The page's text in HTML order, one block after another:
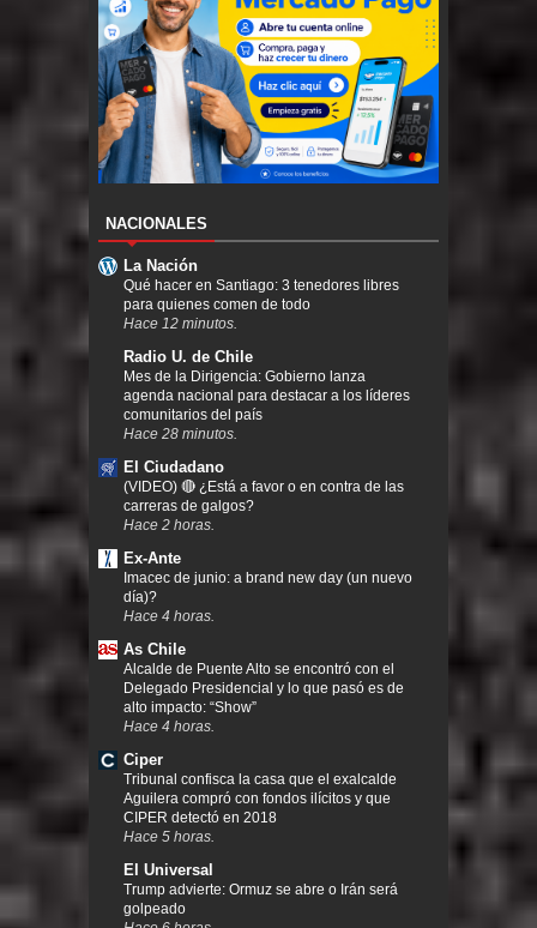
NACIONALES
La Nación
Qué hacer en Santiago: 3 tenedores libres
para quienes comen de todo
Hace 12 minutos.
Radio U. de Chile
Mes de la Dirigencia: Gobierno lanza
agenda nacional para destacar a los líderes
comunitarios del país
Hace 28 minutos.
El Ciudadano
(VIDEO) 🔴 ¿Está a favor o en contra de las
carreras de galgos?
Hace 2 horas.
Ex-Ante
Imacec de junio: a brand new day (un nuevo
día)?
Hace 4 horas.
As Chile
Alcalde de Puente Alto se encontró con el
Delegado Presidencial y lo que pasó es de
alto impacto: “Show”
Hace 4 horas.
Ciper
Tribunal confisca la casa que el exalcalde
Aguilera compró con fondos ilícitos y que
CIPER detectó en 2018
Hace 5 horas.
El Universal
Trump advierte: Ormuz se abre o Irán será
golpeado